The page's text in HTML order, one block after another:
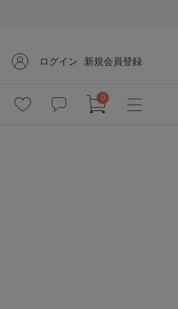
ログイン 新規会員登録
0